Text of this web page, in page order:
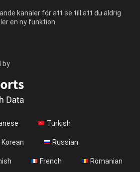
kanaler för att se till att du aldrig
en ny funktion.
by
Turkish
Korean Russian
French Romanian